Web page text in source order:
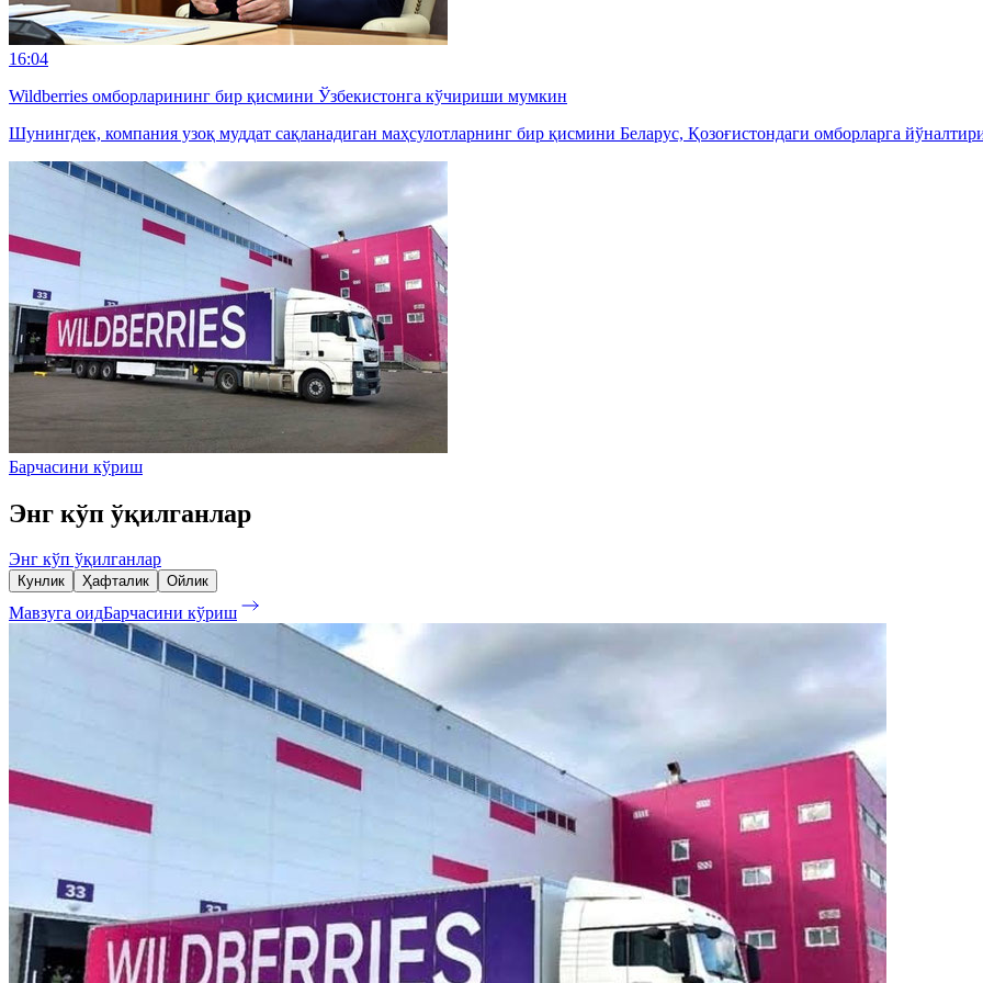
16:04
Wildberries омборларининг бир қисмини Ўзбекистонга кўчириши мумкин
Шунингдек, компания узоқ муддат сақланадиган маҳсулотларнинг бир қисмини Беларус, Қозоғистондаги омборларга
Барчасини кўриш
Энг кўп ўқилганлар
Энг кўп ўқилганлар
Кунлик Ҳафталик Ойлик
Мавзуга оидБарчасини кўриш